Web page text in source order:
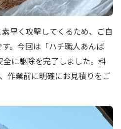
早く攻撃してくるため、ご自
。今回は「ハチ職人あんば
に駆除を完了しました。料
作業前に明確にお見積りをご